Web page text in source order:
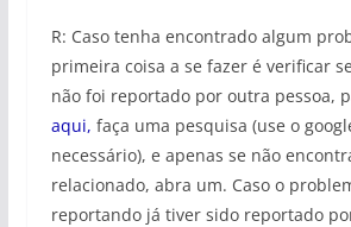
R: Caso tenha encontrado algum
primeira coisa a se fazer é verificar
não foi reportado por outra pessoa,
aqui, faça uma pesquisa (use o
necessário), e apenas se não
relacionado, abra um. Caso o
reportando já tiver sido reportado